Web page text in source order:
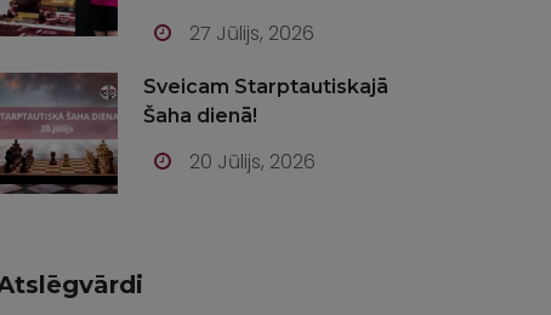
27 Jūlijs, 2026
Sveicam Starptautiskajā
Šaha dienā!
20 Jūlijs, 2026